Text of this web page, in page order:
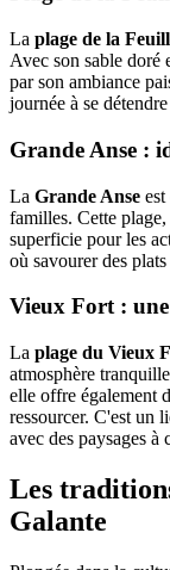
La plage de la
Avec son sable doré
par son ambiance
journée à se
Grande Anse :
La Grande Anse
familles. Cette
superficie pour les
où savourer des
Vieux Fort :
La plage du Vieux
atmosphère
elle offre également
ressourcer. C'est un
avec des paysages à
Les
Galante